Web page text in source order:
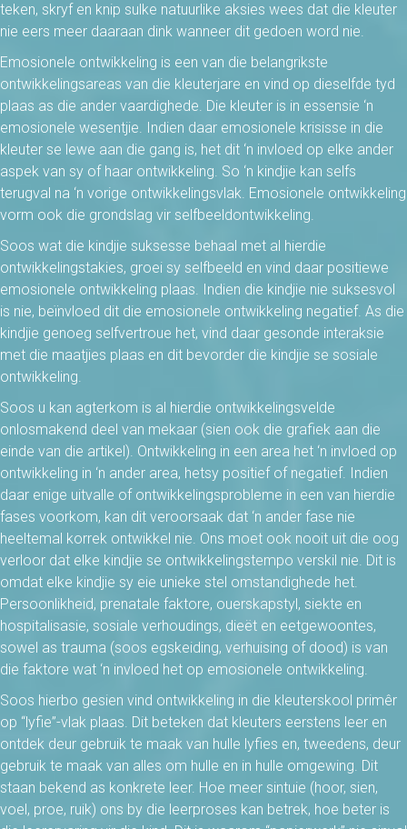
teken, skryf en knip sulke natuurlike aksies wees dat die kleuter
nie eers meer daaraan dink wanneer dit gedoen word nie.
Emosionele ontwikkeling is een van die belangrikste
ontwikkelingsareas van die kleuterjare en vind op dieselfde tyd
plaas as die ander vaardighede. Die kleuter is in essensie ‘n
emosionele wesentjie. Indien daar emosionele krisisse in die
kleuter se lewe aan die gang is, het dit ‘n invloed op elke ander
aspek van sy of haar ontwikkeling. So ‘n kindjie kan selfs
terugval na ‘n vorige ontwikkelingsvlak. Emosionele ontwikkeling
vorm ook die grondslag vir selfbeeldontwikkeling.
Soos wat die kindjie suksesse behaal met al hierdie
ontwikkelingstakies, groei sy selfbeeld en vind daar positiewe
emosionele ontwikkeling plaas. Indien die kindjie nie suksesvol
is nie, beïnvloed dit die emosionele ontwikkeling negatief. As die
kindjie genoeg selfvertroue het, vind daar gesonde interaksie
met die maatjies plaas en dit bevorder die kindjie se sosiale
ontwikkeling.
Soos u kan agterkom is al hierdie ontwikkelingsvelde
onlosmakend deel van mekaar (sien ook die grafiek aan die
einde van die artikel). Ontwikkeling in een area het ‘n invloed op
ontwikkeling in ‘n ander area, hetsy positief of negatief. Indien
daar enige uitvalle of ontwikkelingsprobleme in een van hierdie
fases voorkom, kan dit veroorsaak dat ‘n ander fase nie
heeltemal korrek ontwikkel nie. Ons moet ook nooit uit die oog
verloor dat elke kindjie se ontwikkelingstempo verskil nie. Dit is
omdat elke kindjie sy eie unieke stel omstandighede het.
Persoonlikheid, prenatale faktore, ouerskapstyl, siekte en
hospitalisasie, sosiale verhoudings, dieët en eetgewoontes,
sowel as trauma (soos egskeiding, verhuising of dood) is van
die faktore wat ‘n invloed het op emosionele ontwikkeling.
Soos hierbo gesien vind ontwikkeling in die kleuterskool primêr
op “lyfie”-vlak plaas. Dit beteken dat kleuters eerstens leer en
ontdek deur gebruik te maak van hulle lyfies en, tweedens, deur
gebruik te maak van alles om hulle en in hulle omgewing. Dit
staan bekend as konkrete leer. Hoe meer sintuie (hoor, sien,
voel, proe, ruik) ons by die leerproses kan betrek, hoe beter is